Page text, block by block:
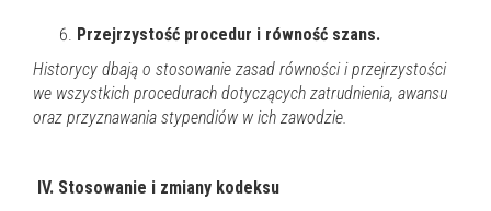
Przejrzystość procedur i równość szans.
Historycy dbają o stosowanie zasad równości i przejrzystości
we wszystkich procedurach dotyczących zatrudnienia, awansu
oraz przyznawania stypendiów w ich zawodzie.
IV. Stosowanie i zmiany kodeksu